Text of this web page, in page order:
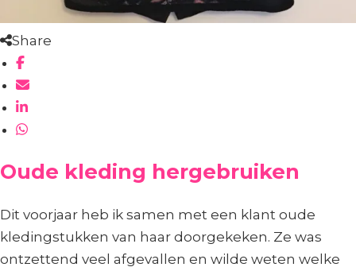
Share
Oude kleding hergebruiken
Dit voorjaar heb ik samen met een klant oude
kledingstukken van haar doorgekeken. Ze was
ontzettend veel afgevallen en wilde weten welke